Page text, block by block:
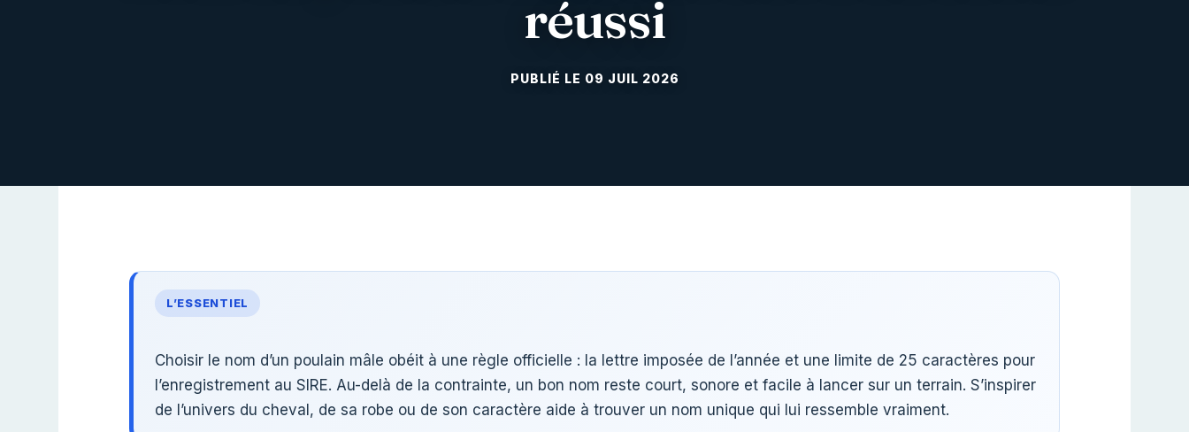
réussi
09 JUIL 2026
L’ESSENTIEL
Choisir le nom d’un poulain mâle obéit à une règle officielle : la lettre imposée de l’année et une limite de 25 caractères pour
l’enregistrement au SIRE. Au-delà de la contrainte, un bon nom reste court, sonore et facile à lancer sur un terrain. S’inspirer
de l’univers du cheval, de sa robe ou de son caractère aide à trouver un nom unique qui lui ressemble vraiment.